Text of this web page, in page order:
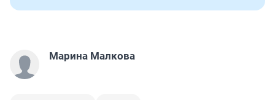
Марина Малкова